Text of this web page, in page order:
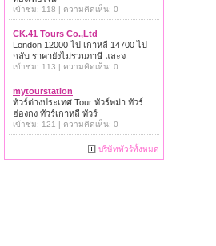
เข้าชม: 118 | ความคิดเห็น: 0
CK.41 Tours Co.,Ltd
London 12000 ไป เกาหลี 14700 ไป
กลับ ราคายังไม่รวมภาษี และจ
เข้าชม: 113 | ความคิดเห็น: 0
mytourstation
ทัวร์ต่างประเทศ Tour ทัวร์พม่า ทัวร์
ฮ่องกง ทัวร์เกาหลี ทัวร์
เข้าชม: 121 | ความคิดเห็น: 0
บริษัททัวร์ทั้งหมด